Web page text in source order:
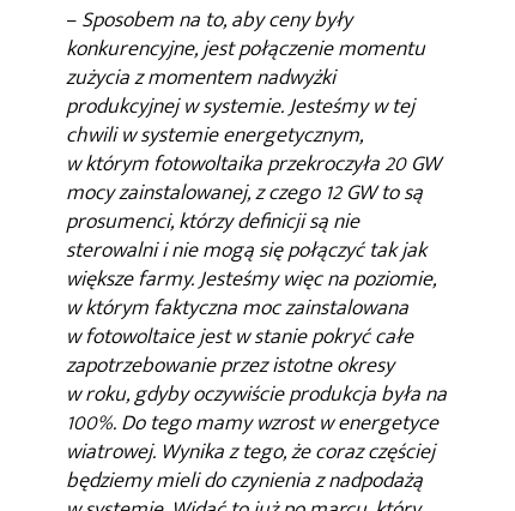
–Sposobem na to, aby ceny były
konkurencyjne, jest połączenie momentu
zużycia z momentem nadwyżki
produkcyjnej w systemie. Jesteśmy w tej
chwili w systemie energetycznym,
w którym fotowoltaika przekroczyła 20 GW
mocy zainstalowanej, z czego 12 GW to są
prosumenci, którzy definicji są nie
sterowalni i nie mogą się połączyć tak jak
większe farmy. Jesteśmy więc na poziomie,
w którym faktyczna moc zainstalowana
w fotowoltaice jest w stanie pokryć całe
zapotrzebowanie przez istotne okresy
w roku, gdyby oczywiście produkcja była na
100%. Do tego mamy wzrost w energetyce
wiatrowej. Wynika z tego, że coraz częściej
będziemy mieli do czynienia z nadpodażą